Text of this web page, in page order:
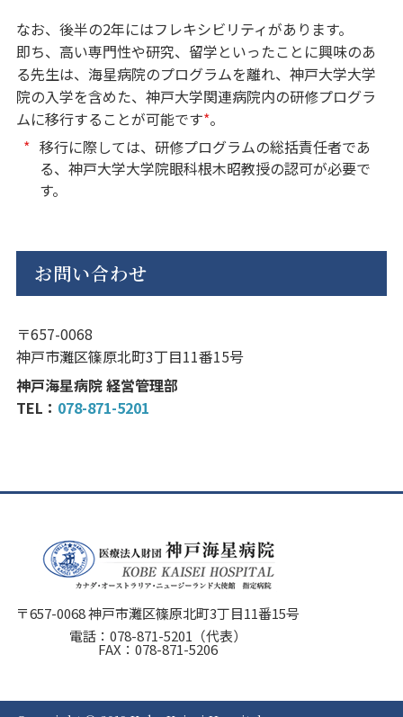
なお、後半の2年にはフレキシビリティがあります。
即ち、高い専門性や研究、留学といったことに興味のあ
る先生は、海星病院のプログラムを離れ、神戸大学大学
院の入学を含めた、神戸大学関連病院内の研修プログラ
ムに移行することが可能です*。
* 移行に際しては、研修プログラムの総括責任者であ
る、神戸大学大学院眼科根木昭教授の認可が必要で
す。
お問い合わせ
〒657-0068
神戸市灘区篠原北町3丁目11番15号
神戸海星病院 経営管理部
TEL： 078-871-5201
〒657-0068 神戸市灘区篠原北町3丁目11番15号
電話： 078-871-5201 （代表）
FAX：078-871-5206